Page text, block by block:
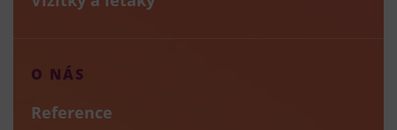
O NÁS
Reference